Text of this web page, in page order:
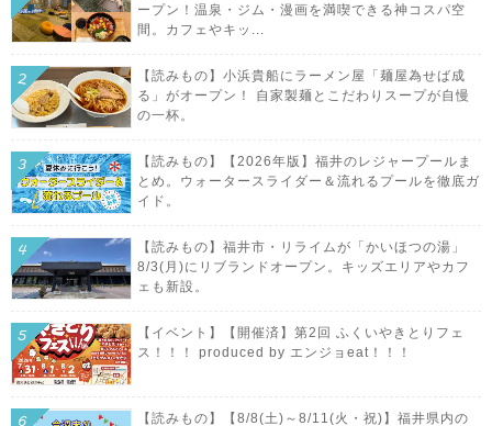
ープン！温泉・ジム・漫画を満喫できる神コスパ空
間。カフェやキッ...
【読みもの】小浜貴船にラーメン屋「麺屋為せば成
る」がオープン！ 自家製麺とこだわりスープが自慢
の一杯。
【読みもの】【2026年版】福井のレジャープールま
とめ。ウォータースライダー＆流れるプールを徹底ガ
イド。
【読みもの】福井市・リライムが「かいほつの湯」
8/3(月)にリブランドオープン。キッズエリアやカフ
ェも新設。
【イベント】【開催済】第2回 ふくいやきとりフェ
ス！！！ produced by エンジョeat！！！
【読みもの】【8/8(土)～8/11(火・祝)】福井県内の